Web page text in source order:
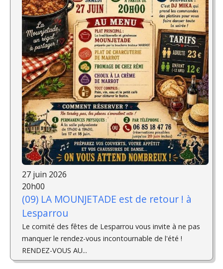
27 juin 2026
20h00
(09) LA MOUNJETADE est de retour ! à
Lesparrou
Le comité des fêtes de Lesparrou vous invite à ne pas
manquer le rendez-vous incontournable de l'été !
RENDEZ-VOUS AU...